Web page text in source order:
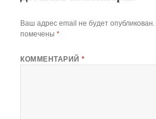
Ваш адрес email не будет опубликован.
помечены*
КОММЕНТАРИЙ*